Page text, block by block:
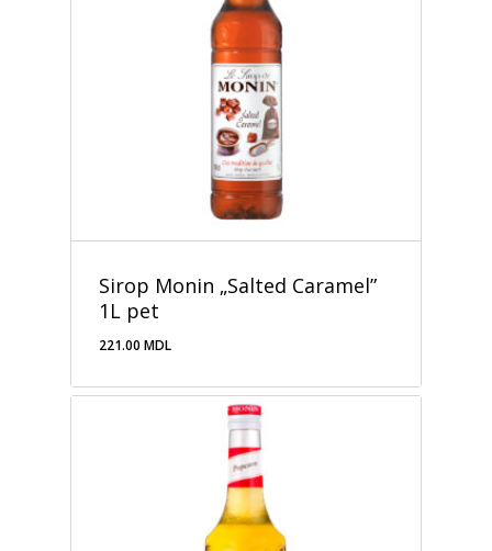
Sirop Monin „Salted Caramel”
1L pet
221.00 MDL